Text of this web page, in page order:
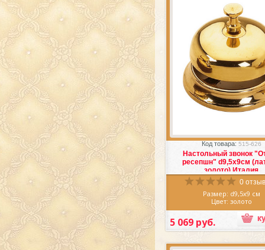
получать
наслаждение, используя
из латуни.Луп
украсить любую
Вашем доме, будь то
рабочий стол в
прикроватная тумбочка.
Популярность предметов
из латуни в наше время
велика и у вас есть
прямо сейчаскупить
лупу итальянскую.
Код товара: 515-626
Настольный звонок
ресепшн" d9,5х9см
золото) Италия
0
Размер: d9,5х9 см
Цвет: золото
Материал: латунь
Производитель:
ЧудесныйНастольный
золото) Италия, выполнен
5 069 руб.